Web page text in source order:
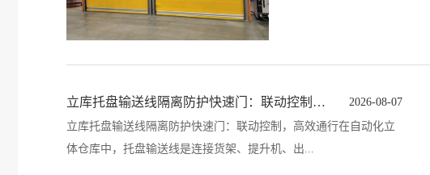
立库托盘输送线隔离防护快速门：联动控制，高效通行
2026-08-07
立库托盘输送线隔离防护快速门：联动控制，高效通行在自动化立
体仓库中，托盘输送线是连接货架、提升机、出...